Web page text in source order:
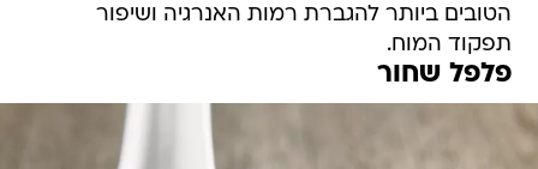
הטובים ביותר להגברת רמות האנרגיה ושיפור
תפקוד המוח.
פלפל שחור